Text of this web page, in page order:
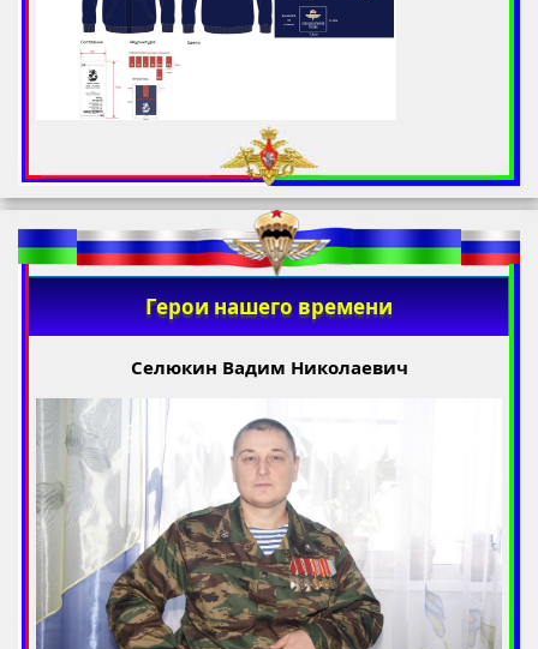
Герои нашего времени
Селюкин Вадим Николаевич